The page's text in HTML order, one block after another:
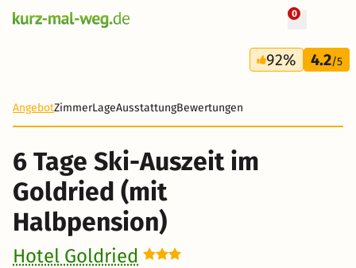
0
6 Tage
575 €
92% 4.2/5
AngebotZimmerLageAusstattungBewertungen
6 Tage Ski-Auszeit im
Goldried (mit
Halbpension)
Hotel Goldried